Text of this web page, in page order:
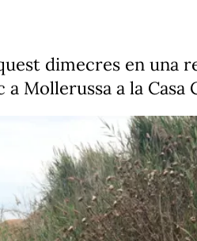
dimecres en una
Mollerussa a la Casa